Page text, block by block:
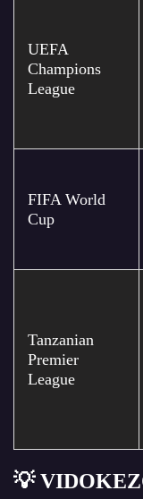
UEFA
Champions
League
FIFA World
Cup
Tanzanian
Premier
League
💡